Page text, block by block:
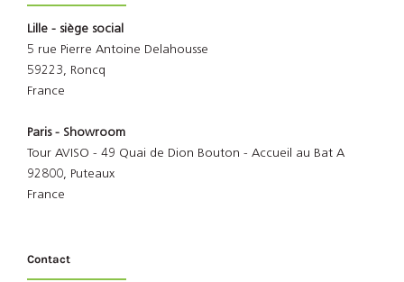
Lille - siège social
5 rue Pierre Antoine Delahousse
59223, Roncq
France
Paris - Showroom
Tour AVISO - 49 Quai de Dion Bouton - Accueil au Bat A
92800, Puteaux
France
Contact